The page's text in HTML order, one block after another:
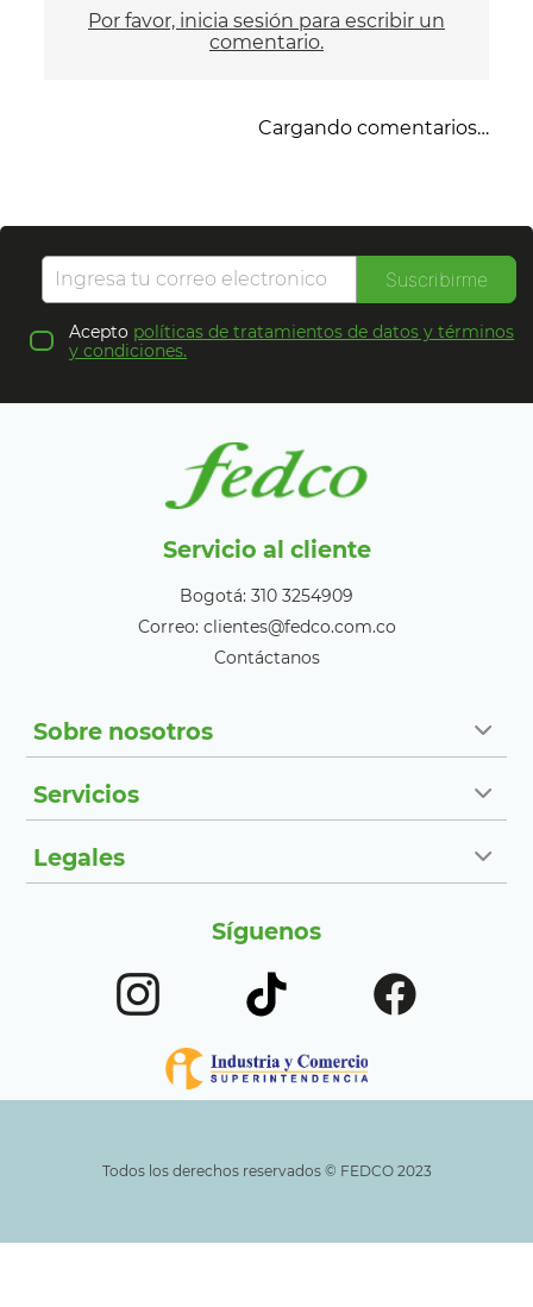
Por favor, inicia sesión para escribir un
comentario.
Cargando comentarios…
Suscribirme
Acepto políticas de tratamientos de datos y términos
y condiciones.
Servicio al cliente
Bogotá: 310 3254909
Correo: clientes@fedco.com.co
Contáctanos
Sobre nosotros
Servicios
Legales
Síguenos
Todos los derechos reservados ©️ FEDCO 2023